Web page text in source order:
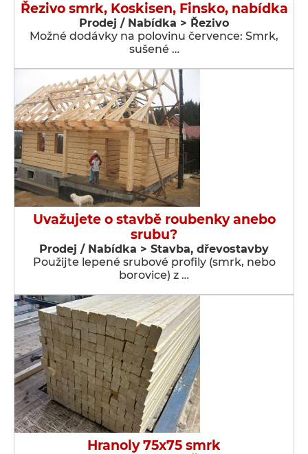
Řezivo smrk, Koskisen, Finsko, nabídka
Prodej / Nabídka > Řezivo
Možné dodávky na polovinu července: Smrk,
sušené …
Uvažujete o stavbě roubenky anebo
srubu?
Prodej / Nabídka > Stavba, dřevostavby
Použijte lepené srubové profily (smrk, nebo
borovice) z …
Hranoly 75x75 smrk